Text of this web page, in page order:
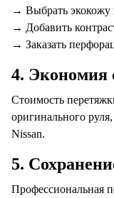
→ Выбрать экокожу
→ Добавить
→ Заказать
4. Экономия
Стоимость
оригинального
Nissan.
5.
Профессиональная